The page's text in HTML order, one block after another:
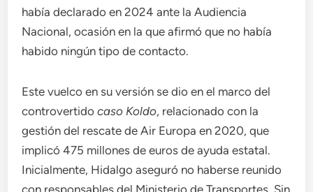
había declarado en 2024 ante la Audiencia
Nacional, ocasión en la que afirmó que no había
habido ningún tipo de contacto.
Este vuelco en su versión se dio en el marco del
controvertidocaso Koldo, relacionado con la
gestión del rescate de Air Europa en 2020, que
implicó 475 millones de euros de ayuda estatal.
Inicialmente, Hidalgo aseguró no haberse reunido
con responsables del Ministerio de Transportes. Sin